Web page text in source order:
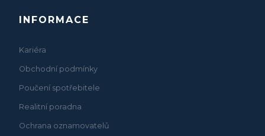
INFORMACE
Kariéra
Obchodní podmínky
Poučení spotřebitele
Realitní poradna
Ochrana oznamovatelů